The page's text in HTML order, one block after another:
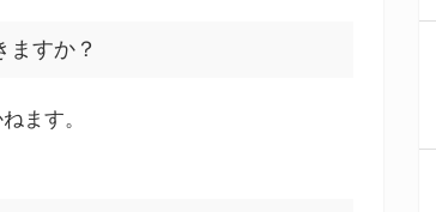
すか？
ます。